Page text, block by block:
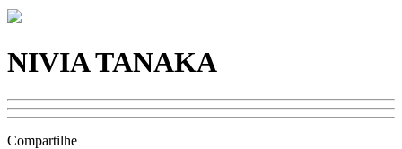
NIVIA TANAKA
Compartilhe